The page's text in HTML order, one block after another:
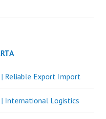
| Reliable Export Import
| International Logistics